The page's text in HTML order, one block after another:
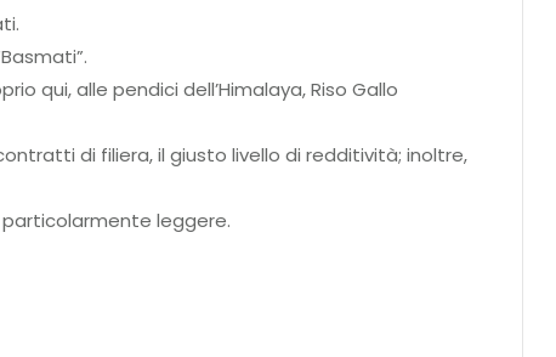
qui, alle pendici dell’Himalaya, Riso Gallo
di filiera, il giusto livello di redditività; inoltre,
leggere.